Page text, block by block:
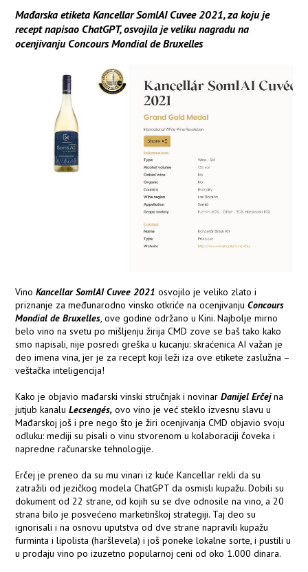
Mađarska etiketa Kancellar SomlAI Cuvee 2021, za koju je
recept napisao ChatGPT, osvojila je veliku nagradu na
ocenjivanju Concours Mondial de Bruxelles
VinoKancellar SomlAI Cuvee 2021 osvojilo je veliko zlato i
priznanje za međunarodno vinsko otkriće na ocenjivanjuConcours
Mondial de Bruxelles, ove godine održano u Kini. Najbolje mirno
belo vino na svetu po mišljenju žirija CMD zove se baš tako kako
smo napisali, nije posredi greška u kucanju: skraćenica AI važan je
deo imena vina, jer je za recept koji leži iza ove etikete zaslužna –
veštačka inteligencija!
Kako je objavio mađarski vinski stručnjak i novinarDanijel Erčejna
jutjub kanaluLecsengés, ovo vino je već steklo izvesnu slavu u
Mađarskoj još i pre nego što je žiri ocenjivanja CMD objavio svoju
odluku: mediji su pisali o vinu stvorenom u kolaboraciji čoveka i
napredne računarske tehnologije.
Erčej je preneo da su mu vinari iz kuće Kancellar rekli da su
zatražili od jezičkog modela ChatGPT da osmisli kupažu. Dobili su
dokument od 22 strane, od kojih su se dve odnosile na vino, a 20
strana bilo je posvećeno marketinškoj strategiji. Taj deo su
ignorisali i na osnovu uputstva od dve strane napravili kupažu
furminta i lipolista (haršlevela) i još poneke lokalne sorte, i pustili u
u prodaju vino po izuzetno popularnoj ceni od oko 1.000 dinara.